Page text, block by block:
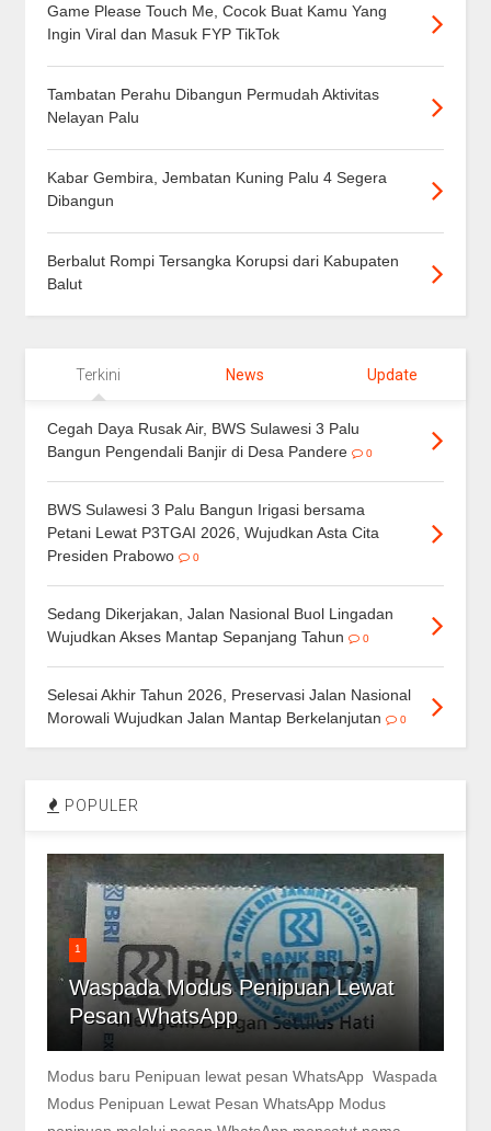
Game Please Touch Me, Cocok Buat Kamu Yang
Ingin Viral dan Masuk FYP TikTok
Tambatan Perahu Dibangun Permudah Aktivitas
Nelayan Palu
Kabar Gembira, Jembatan Kuning Palu 4 Segera
Dibangun
Berbalut Rompi Tersangka Korupsi dari Kabupaten
Balut
Terkini News Update
Cegah Daya Rusak Air, BWS Sulawesi 3 Palu
Bangun Pengendali Banjir di Desa Pandere
0
BWS Sulawesi 3 Palu Bangun Irigasi bersama
Petani Lewat P3TGAI 2026, Wujudkan Asta Cita
Presiden Prabowo
0
Sedang Dikerjakan, Jalan Nasional Buol Lingadan
Wujudkan Akses Mantap Sepanjang Tahun
0
Selesai Akhir Tahun 2026, Preservasi Jalan Nasional
Morowali Wujudkan Jalan Mantap Berkelanjutan
0
POPULER
1
Waspada Modus Penipuan Lewat
Pesan WhatsApp
Modus baru Penipuan lewat pesan WhatsApp Waspada
Modus Penipuan Lewat Pesan WhatsApp Modus